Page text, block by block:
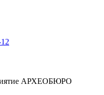
АРХЕОБЮРО